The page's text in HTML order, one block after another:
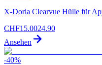
X-Doria Clearvue Hülle für
CHF15.0024.90
Ansehen
-40%